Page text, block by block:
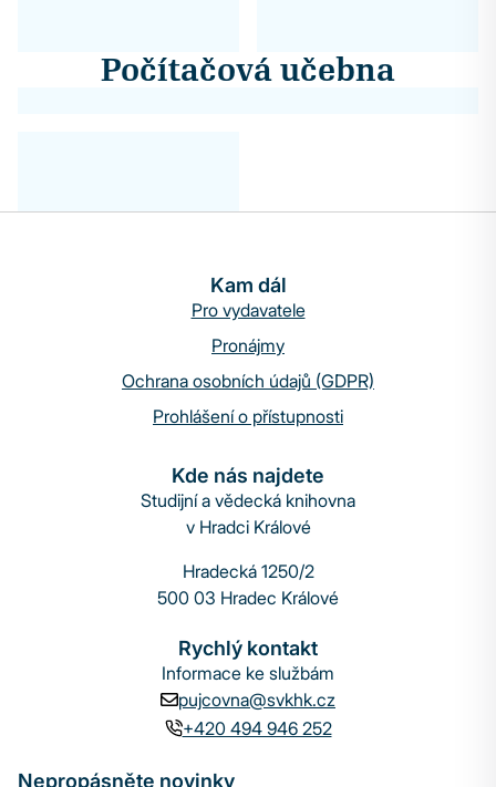
Počítačová učebna
Kam dál
Pro vydavatele
Pronájmy
Ochrana osobních údajů (GDPR)
Prohlášení o přístupnosti
Kde nás najdete
Studijní a vědecká knihovna
v Hradci Králové
Hradecká 1250/2
500 03 Hradec Králové
Rychlý kontakt
Informace ke službám
pujcovna@svkhk.cz
+420 494 946 252
Nepropásněte novinky